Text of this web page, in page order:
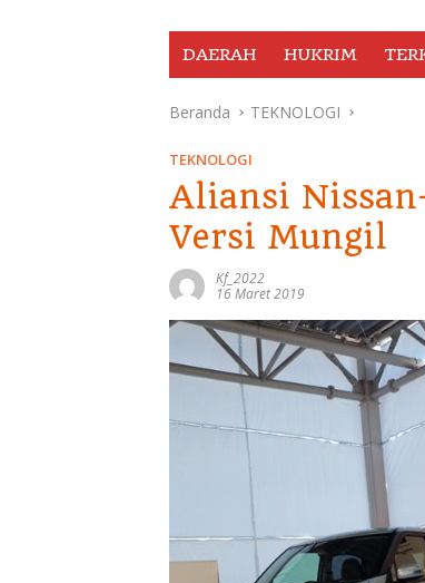
DAERAH HUKRIM
Beranda TEKNOLOGI
TEKNOLOGI
Aliansi
Versi Mungil
Kf_2022
16 Maret 2019